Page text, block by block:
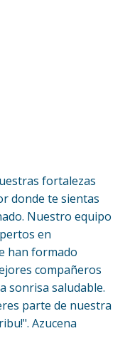
fortalezas
donde te sientas
Nuestro equipo
en
han formado
compañeros
sonrisa saludable.
parte de nuestra
Azucena